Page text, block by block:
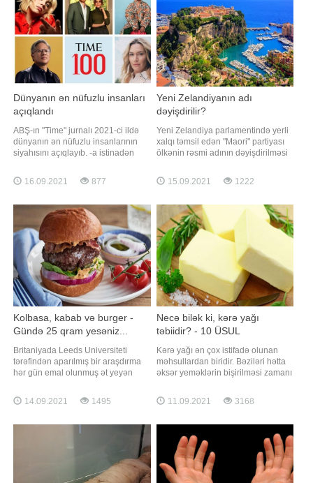
Dünyanın ən nüfuzlu insanları
açıqlandı
ABŞ-ın "Time" jurnalı 2021-ci ildə
dünyanın ən nüfuzlu insanlarının
siyahısını açıqlayıb. -a istinadən
siyahı "Liderlər", "İxtiraçılar",
"İncəsənət xadimləri", "Yenilikçilər"
Siyasətçilə
16.09.2021 877
Yeni Zelandiyanın adı
dəyişdirilir?
Yeni Zelandiya parlamentində yerli
xalqı təmsil edən "Maori" partiyası
ölkənin rəsmi adının dəyişdirilməsi
petisiyanı onlayn imza üçün açıb. -a
istinadən xəbər verir ki, petisiyada
dəyişdirilməsi, şəhərlərin,
qəsəbələrin və yerləri
15.09.2021 1222
Kolbasa, kabab və burger -
Gündə 25 qram yesəniz...
Britaniyada Leeds Universiteti
tərəfindən aparılmış bir araşdırma
hər gün emal olunmuş ət yeyən
zəifləməsi) riskinin 44 faiz arta
biləcəyini göstərib. -a istinadən
kabab və burger kimi qidaların orta
14.09.2021 1495
Necə bilək ki, kərə yağı
təbiidir? - 10 ÜSUL
Kərə yağı ən çox istifadə olunan
məhsullardan biridir. Bəziləri hətta
əksər yeməklərin bişirilməsi zamanı
bu qədər çox üstünlük verilən kərə
yağının təbii olub-olmadığını necə
kərə yağının A
11.09.2021 3168